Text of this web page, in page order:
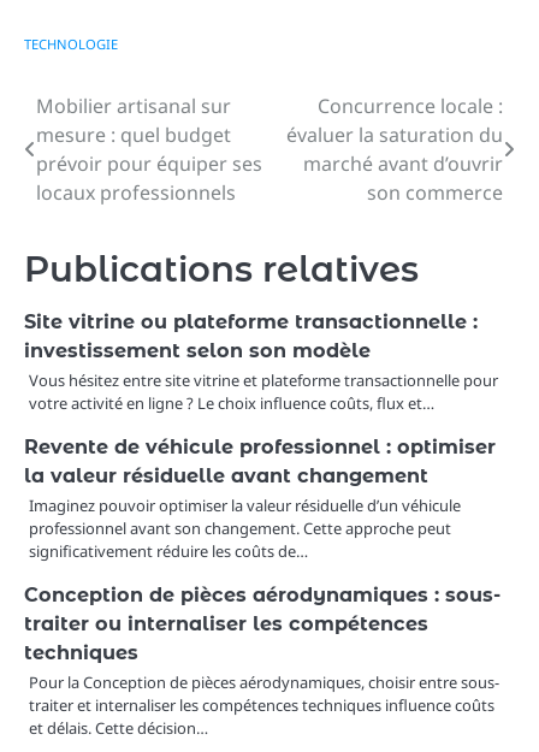
TECHNOLOGIE
Navigation
de
l’article
Mobilier artisanal sur
mesure : quel budget
prévoir pour équiper ses
locaux professionnels
Concurrence locale :
évaluer la saturation du
marché avant d’ouvrir
son commerce
Publications relatives
Site vitrine ou plateforme transactionnelle :
investissement selon son modèle
Vous hésitez entre site vitrine et plateforme transactionnelle pour
votre activité en ligne ? Le choix influence coûts, flux et…
Revente de véhicule professionnel : optimiser
la valeur résiduelle avant changement
Imaginez pouvoir optimiser la valeur résiduelle d’un véhicule
professionnel avant son changement. Cette approche peut
significativement réduire les coûts de…
Conception de pièces aérodynamiques : sous-
traiter ou internaliser les compétences
techniques
Pour la Conception de pièces aérodynamiques, choisir entre sous-
traiter et internaliser les compétences techniques influence coûts
et délais. Cette décision…